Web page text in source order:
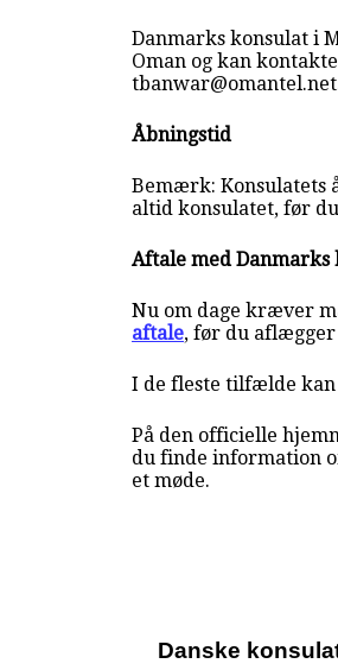
Danmarks konsulat i
Oman og kan
Åbningstid
Bemærk: Konsulatets
altid konsulatet, før
Aftale med Danmarks
Nu om dage kræver
aftale, før du aflægger
I de fleste tilfælde kan
På den officielle
du finde information
et møde.
Danske